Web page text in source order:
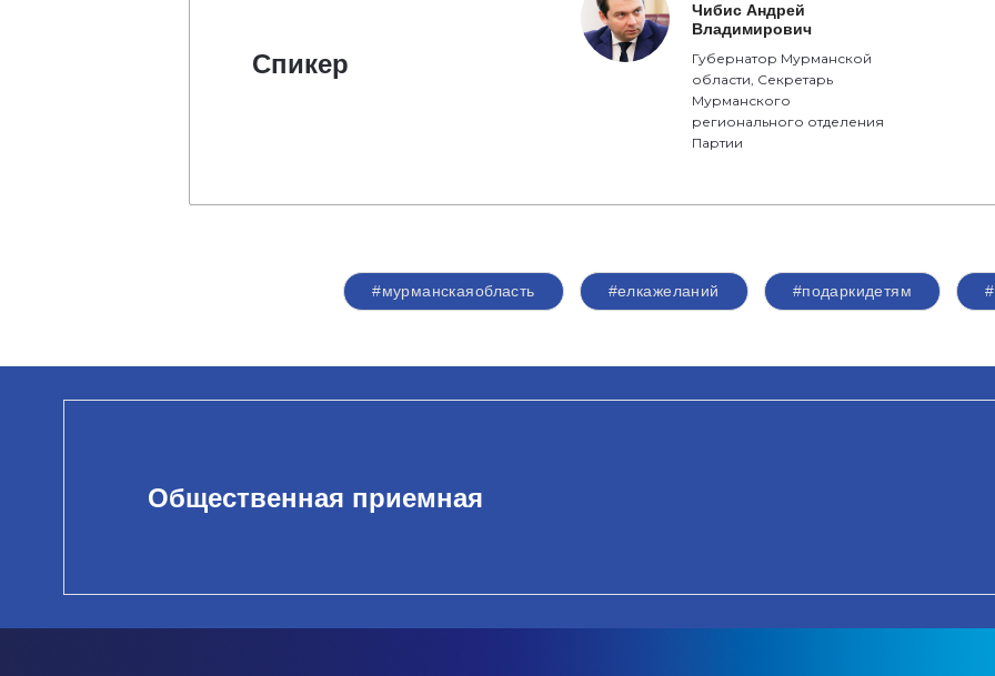
Спикер
Чибис Андрей
Владимирович
Губернатор Мурманской
области, Секретарь
Мурманского
регионального отделения
Партии
#мурманскаяобласть #елкажеланий #подаркидетям
Общественная приемная